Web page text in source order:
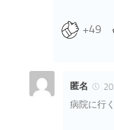
+49
匿名
病院に行